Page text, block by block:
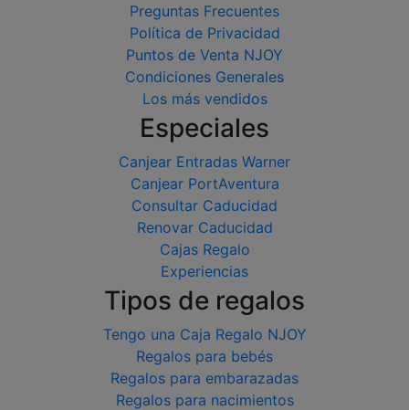
Preguntas Frecuentes
Política de Privacidad
Puntos de Venta NJOY
Condiciones Generales
Los más vendidos
Especiales
Canjear Entradas Warner
Canjear PortAventura
Consultar Caducidad
Renovar Caducidad
Cajas Regalo
Experiencias
Tipos de regalos
Tengo una Caja Regalo NJOY
Regalos para bebés
Regalos para embarazadas
Regalos para nacimientos